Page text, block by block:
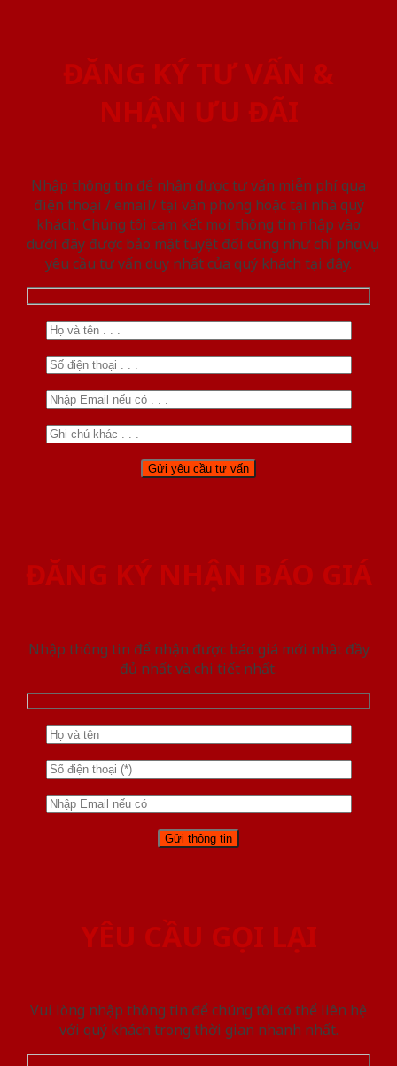
ĐĂNG KÝ TƯ VẤN &
NHẬN ƯU ĐÃI
Nhập thông tin để nhận được tư vấn miễn phí qua
điện thoại / email/ tại văn phòng hoặc tại nhà quý
khách. Chúng tôi cam kết mọi thông tin nhập vào
dưới đây được bảo mật tuyệt đối cũng như chỉ phục vụ
yêu cầu tư vấn duy nhất của quý khách tại đây.
ĐĂNG KÝ NHẬN BÁO GIÁ
Nhập thông tin để nhận được báo giá mới nhât đầy
đủ nhất và chi tiết nhất.
YÊU CẦU GỌI LẠI
Vui lòng nhập thông tin để chúng tôi có thể liên hệ
với quý khách trong thời gian nhanh nhất.